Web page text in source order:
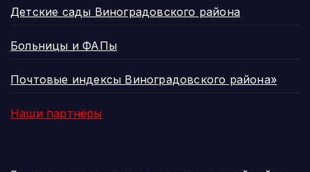
Детские сады Виноградовского района
Больницы и ФАПы
Почтовые индексы Виноградовского района»
Наши партнёры